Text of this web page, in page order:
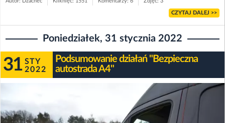
CZYTAJ DALEJ >>
Poniedziałek, 31 stycznia 2022
31 STY
2022
Podsumowanie działań "Bezpieczna
autostrada A4"